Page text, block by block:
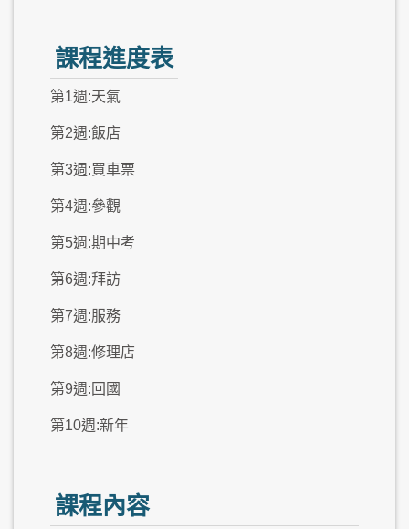
課程進度表
第1週:天氣
第2週:飯店
第3週:買車票
第4週:參觀
第5週:期中考
第6週:拜訪
第7週:服務
第8週:修理店
第9週:回國
第10週:新年
課程內容